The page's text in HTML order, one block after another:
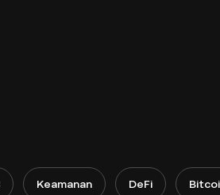
Keamanan DeFi